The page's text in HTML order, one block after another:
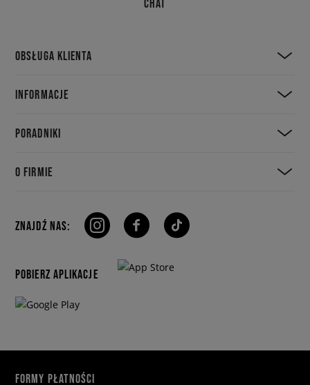
CHAT
OBSŁUGA KLIENTA
INFORMACJE
PORADNIKI
O FIRMIE
ZNAJDŹ NAS:
POBIERZ APLIKACJE
FORMY PŁATNOŚCI